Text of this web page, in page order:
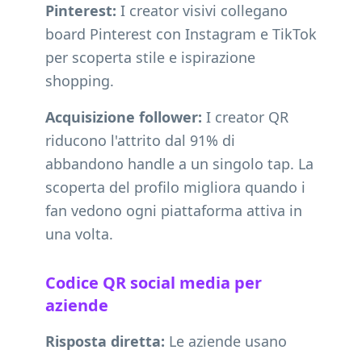
Pinterest: I creator visivi collegano
board Pinterest con Instagram e TikTok
per scoperta stile e ispirazione
shopping.
Acquisizione follower: I creator QR
riducono l'attrito dal 91% di
abbandono handle a un singolo tap. La
scoperta del profilo migliora quando i
fan vedono ogni piattaforma attiva in
una volta.
Codice QR social media per
aziende
Risposta diretta: Le aziende usano